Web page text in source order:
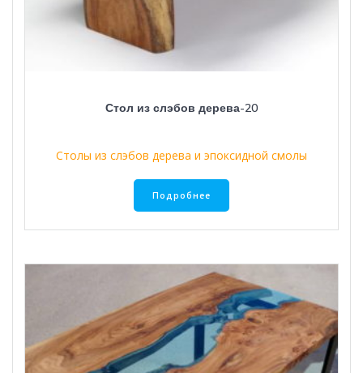
Стол из слэбов дерева-20
Столы из слэбов дерева и эпоксидной смолы
Подробнее